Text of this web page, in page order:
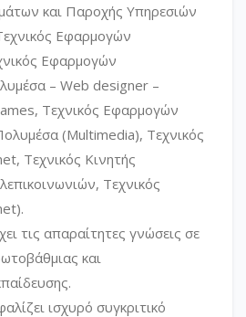
και Παροχής Υπηρεσιών
Εφαρμογών
Εφαρμογών
– Web designer –
Τεχνικός Εφαρμογών
(Multimedia), Τεχνικός
Τεχνικός Κινητής
Τεχνικός
τις απαραίτητες γνώσεις σε
και
ισχυρό συγκριτικό